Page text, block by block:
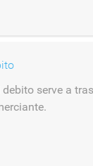
serve a